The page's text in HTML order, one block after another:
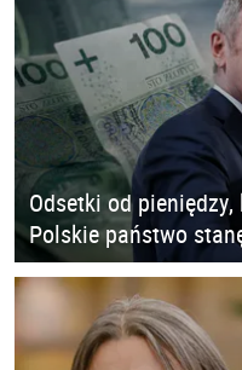
Odsetki od
Polskie państwo